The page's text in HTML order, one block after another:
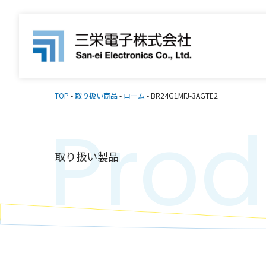
TOP -取り扱い商品- ローム -BR24G1MFJ-3AGTE2
取り扱い製品